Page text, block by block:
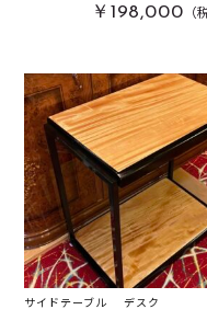
￥198,000 （
サイドテーブル
デスク